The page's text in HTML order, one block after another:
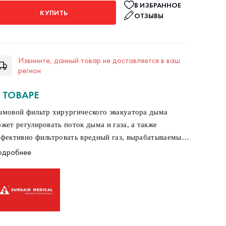
КУПИТЬ
В ИЗБРАННОЕ
ОТЗЫВЫ
Извините, данный товар не доставляется в ваш
регион
фильтр хирургического эвакуатора дыма
регулировать поток дыма и газа, а также
фильтровать вредный газ, вырабатываемый
оборудованием, сожженным